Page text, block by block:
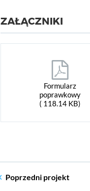
ZAŁĄCZNIKI
Formularz
poprawkowy
( 118.14 KB)
Poprzedni projekt